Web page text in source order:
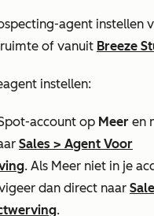
agent instellen
of vanuit Breeze
instellen:
account op Meer en
Sales > Agent Voor
. Als Meer niet in je
dan direct naar
.